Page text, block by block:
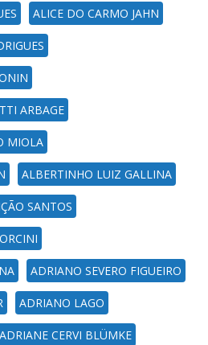
ALICE DO CARMO JAHN
ARBAGE
MIOLA
ALBERTINHO LUIZ GALLINA
SANTOS
ADRIANO SEVERO FIGUEIRO
ADRIANO LAGO
ADRIANE CERVI BLÜMKE